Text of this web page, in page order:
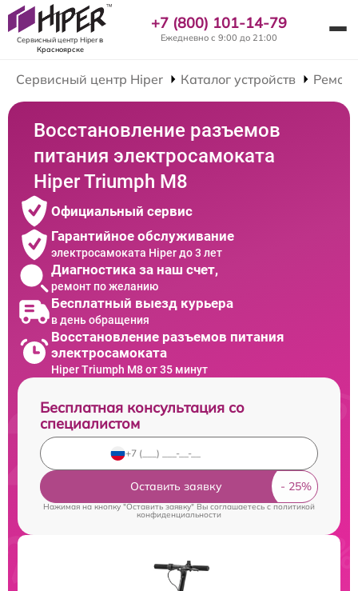
Сервисный центр Hiperв
Красноярске
+7 (800) 101-14-79
Ежедневно с 9:00 до 21:00
Сервисный центр Hiper Каталог устройств
Восстановление разъемов
питания электросамоката
Hiper Triumph M8
Официальный сервис
Гарантийное обслуживание
электросамоката Hiper до 3 лет
Диагностика за наш счет,
ремонт по желанию
Бесплатный выезд курьера
в день обращения
Восстановление разъемов питания
электросамоката
Hiper Triumph M8 от 35 минут
Бесплатная консультация со
специалистом
Оставить заявку
Нажимая на кнопку "Оставить заявку" Вы соглашаетесь cполитикой
конфиденциальности